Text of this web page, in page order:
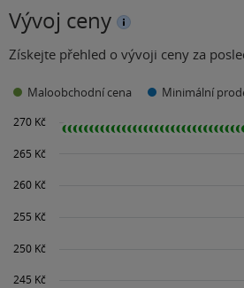
Vývoj ceny
Získejte přehled o vývoji ceny za
Maloobchodní cena Minimální